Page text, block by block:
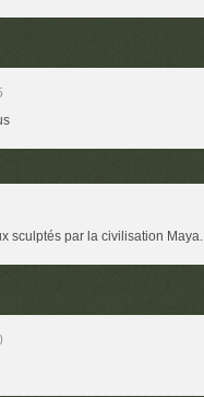
sculptés par la civilisation Maya.